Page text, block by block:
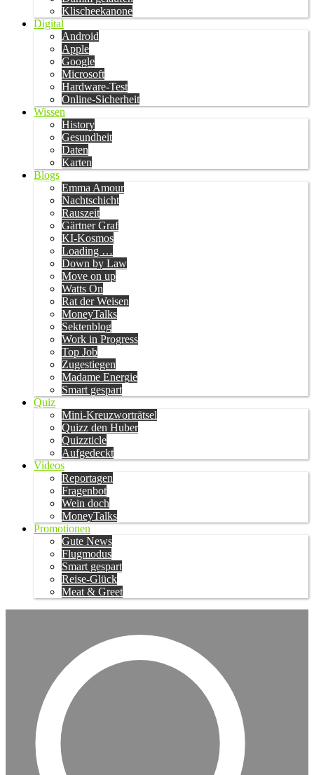
Klischeekanone
Digital
Android
Apple
Google
Microsoft
Hardware-Test
Online-Sicherheit
Wissen
History
Gesundheit
Daten
Karten
Blogs
Emma Amour
Nachtschicht
Rauszeit
Gärtner Graf
KI-Kosmos
Loading …
Down by Law
Move on up
Watts On
Rat der Weisen
MoneyTalks
Sektenblog
Work in Progress
Top Job
Zugestiegen
Madame Energie
Smart gespart
Quiz
Mini-Kreuzworträtsel
Quizz den Huber
Quizzticle
Aufgedeckt
Videos
Reportagen
Fragenbot
Wein doch
MoneyTalks
Promotionen
Gute News
Flugmodus
Smart gespart
Reise-Glück
Meat & Greet